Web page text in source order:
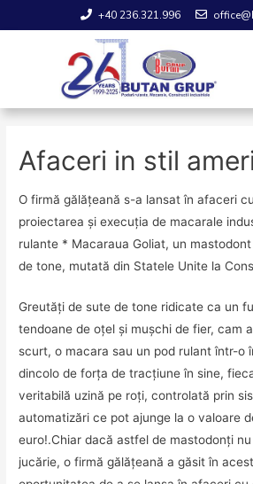
+40 236.321.996
Afaceri in stil
O firmă gălăţeană s-a lansat în afaceri
proiectarea şi execuţia de macarale
rulante * Macaraua Goliat, un
de tone, mutată din Statele Unite la
Greutăţi de sute de tone ridicate ca un
tendoane de oţel şi muşchi de fier, cam
scurt, o macara sau un pod rulant într-o
dincolo de forţa de tracţiune în sine,
veritabilă uzină pe roţi, controlată prin
automatizări ce pot ajunge la o valoare
euro!.Chiar dacă astfel de mastodonţi
jucărie, o firmă gălăţeană a găsit în